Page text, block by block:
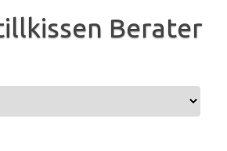
Berater